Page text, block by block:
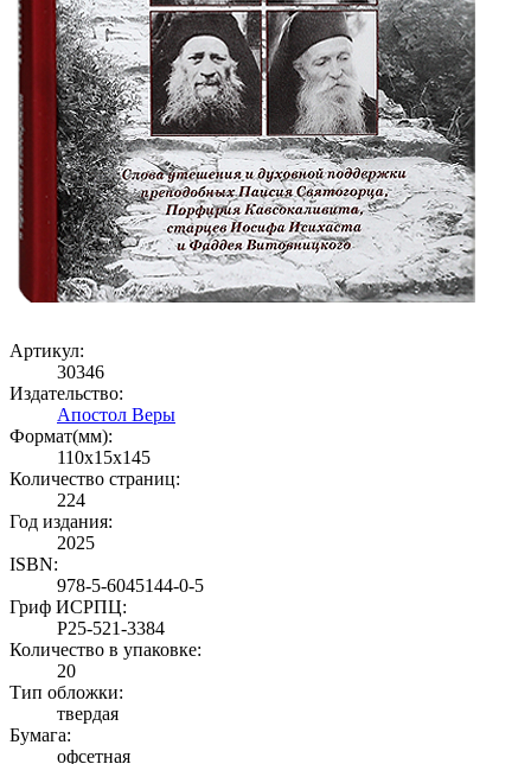
Артикул:
30346
Издательство:
Апостол Веры
Формат(мм):
110x15x145
Количество страниц:
224
Год издания:
2025
ISBN:
978-5-6045144-0-5
Гриф ИСРПЦ:
Р25-521-3384
Количество в упаковке:
20
Тип обложки:
твердая
Бумага:
офсетная